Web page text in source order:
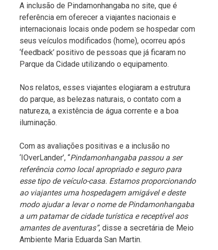
A inclusão de Pindamonhangaba no site, que é
referência em oferecer a viajantes nacionais e
internacionais locais onde podem se hospedar com
seus veículos modificados (home), ocorreu após
‘feedback’ positivo de pessoas que já ficaram no
Parque da Cidade utilizando o equipamento.
Nos relatos, esses viajantes elogiaram a estrutura
do parque, as belezas naturais, o contato com a
natureza, a existência de água corrente e a boa
iluminação.
Com as avaliações positivas e a inclusão no
‘IOverLander’, “Pindamonhangaba passou a ser
referência como local apropriado e seguro para
esse tipo de veículo-casa. Estamos proporcionando
ao viajantes uma hospedagem amigável e deste
modo ajudar a levar o nome de Pindamonhangaba
a um patamar de cidade turística e receptível aos
amantes de aventuras”, disse a secretária de Meio
Ambiente Maria Eduarda San Martin.